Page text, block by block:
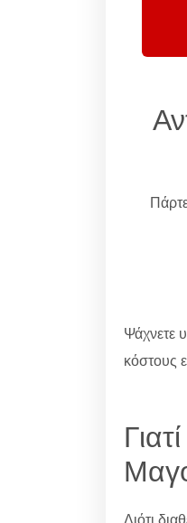
Ψάχνετε
κόστους
Διότι